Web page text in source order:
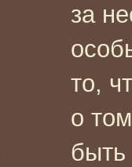
за
то,
о
быть